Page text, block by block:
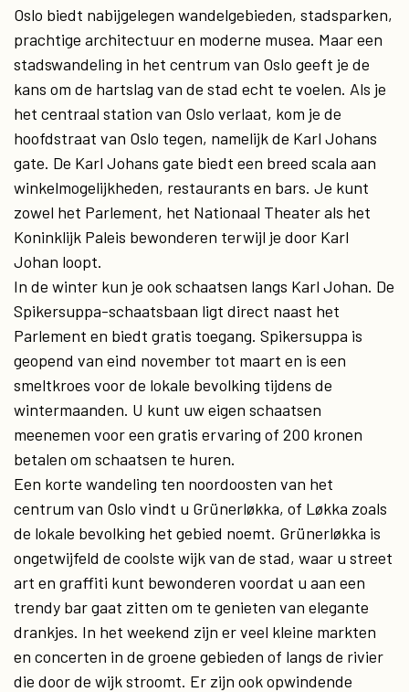
Oslo biedt nabijgelegen wandelgebieden, stadsparken,
prachtige architectuur en moderne musea. Maar een
stadswandeling in het centrum van Oslo geeft je de
kans om de hartslag van de stad echt te voelen. Als je
het centraal station van Oslo verlaat, kom je de
hoofdstraat van Oslo tegen, namelijk de Karl Johans
gate. De Karl Johans gate biedt een breed scala aan
winkelmogelijkheden, restaurants en bars. Je kunt
zowel het Parlement, het Nationaal Theater als het
Koninklijk Paleis bewonderen terwijl je door Karl
Johan loopt.
In de winter kun je ook schaatsen langs Karl Johan. De
Spikersuppa-schaatsbaan ligt direct naast het
Parlement en biedt gratis toegang. Spikersuppa is
geopend van eind november tot maart en is een
smeltkroes voor de lokale bevolking tijdens de
wintermaanden. U kunt uw eigen schaatsen
meenemen voor een gratis ervaring of 200 kronen
betalen om schaatsen te huren.
Een korte wandeling ten noordoosten van het
centrum van Oslo vindt u Grünerløkka, of Løkka zoals
de lokale bevolking het gebied noemt. Grünerløkka is
ongetwijfeld de coolste wijk van de stad, waar u street
art en graffiti kunt bewonderen voordat u aan een
trendy bar gaat zitten om te genieten van elegante
drankjes. In het weekend zijn er veel kleine markten
en concerten in de groene gebieden of langs de rivier
die door de wijk stroomt. Er zijn ook opwindende